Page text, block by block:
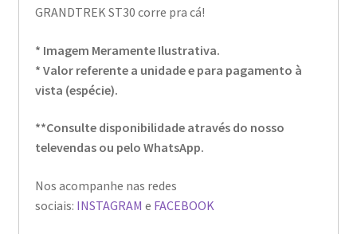
GRANDTREK ST30 corre pra cá!
* Imagem Meramente Ilustrativa.
* Valor referente a unidade e para pagamento à
vista (espécie).
**Consulte disponibilidade através do nosso
televendas ou pelo WhatsApp.
Nos acompanhe nas redes
sociais: INSTAGRAM e FACEBOOK